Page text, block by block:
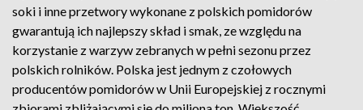
soki i inne przetwory wykonane z polskich pomidorów
gwarantują ich najlepszy skład i smak, ze względu na
korzystanie z warzyw zebranych w pełni sezonu przez
polskich rolników. Polska jest jednym z czołowych
producentów pomidorów w Unii Europejskiej z rocznymi